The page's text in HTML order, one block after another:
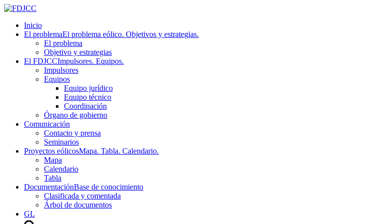
Inicio
El problemaEl problema eólico. Objetivos y estrategias.
El problema
Objetivo y estrategias
El FDJCCImpulsores. Equipos.
Impulsores
Equipos
Equipo jurídico
Equipo técnico
Coordinación
Órgano de gobierno
Comunicación
Contacto y prensa
Seminarios
Proyectos eólicosMapa. Tabla. Calendario.
Mapa
Calendario
Tabla
DocumentaciónBase de conocimiento
Clasificada y comentada
Árbol de documentos
GL